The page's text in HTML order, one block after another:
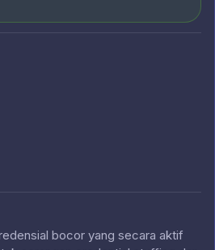
bocor yang secara aktif